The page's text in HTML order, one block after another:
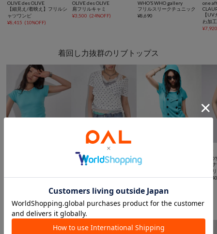
OLIVE des OLIVE
【細見え/着映え】フリルシ
ャツワンピ
¥8,415 (10%OFF)
OLIVE des OLIVE
肩フリルキャミ
¥3,500 (24%OFF)
WHO’S WHO gallery
フリルスリークチュニック
¥8,690
one
【
わ加
ルラ
¥
着回し力抜群のリブトップス
SALE 
WHO’S WHO gallery
リブカシュクールフレンチ
スター）
¥1,100 (81%OFF)
WHO’S WHO gallery
【WEB限定カラーあり/新
ンフーディ
¥5,940
リブ
ース
¥
一枚で決まるミニ丈ワンピース